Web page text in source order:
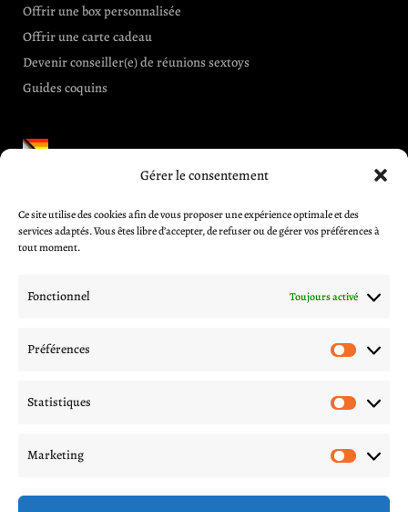
Gérer le consentement
Ce site utilise des cookies afin de vous proposer une expérience optimale et des
services adaptés. Vous êtes libre d’accepter, de refuser ou de gérer vos préférences à
tout moment.
Fonctionnel Toujours activé
Préférences
Statistiques
Marketing
Offrir une box personnalisée
Offrir une carte cadeau
Devenir conseiller(e) de réunions sextoys
Guides coquins
Informations et aides
CGV
Blog
Contactez-nous
Politique de livraison
Procédures d’échange et remboursement